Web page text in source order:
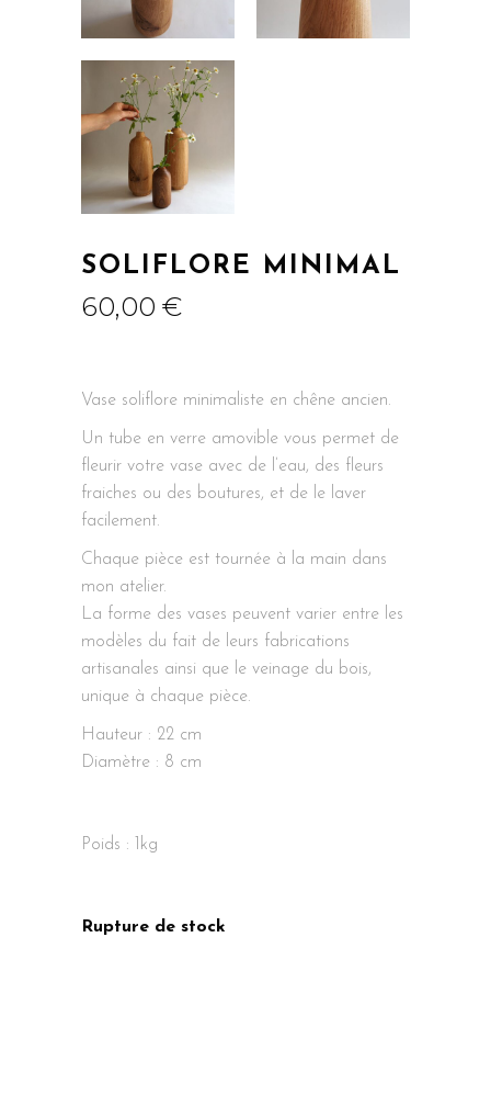
SOLIFLORE MINIMAL
60,00 €
Vase soliflore minimaliste en chêne ancien.
Un tube en verre amovible vous permet de
fleurir votre vase avec de l’eau, des fleurs
fraiches ou des boutures, et de le laver
facilement.
Chaque pièce est tournée à la main dans
mon atelier.
La forme des vases peuvent varier entre les
modèles du fait de leurs fabrications
artisanales ainsi que le veinage du bois,
unique à chaque pièce.
Hauteur : 22 cm
Diamètre : 8 cm
Poids : 1kg
Rupture de stock